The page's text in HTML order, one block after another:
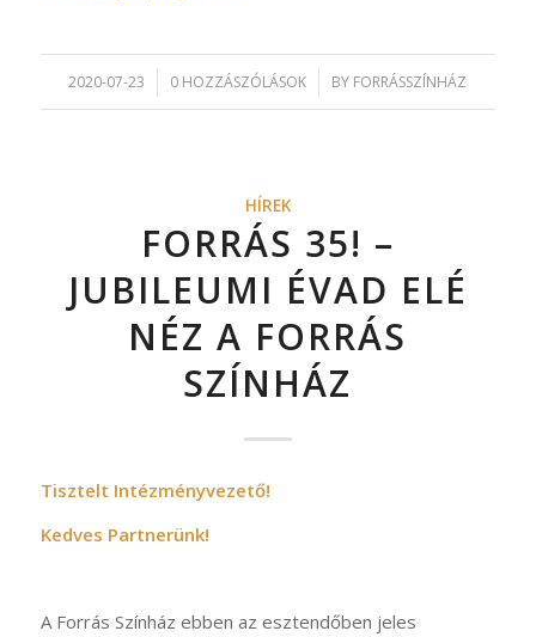
2020-07-23
/ 0 HOZZÁSZÓLÁSOK
/ BY FORRÁSSZÍNHÁZ
HÍREK
FORRÁS 35! –
JUBILEUMI ÉVAD ELÉ
NÉZ A FORRÁS
SZÍNHÁZ
Tisztelt Intézményvezető!
Kedves Partnerünk!
A Forrás Színház ebben az esztendőben jeles